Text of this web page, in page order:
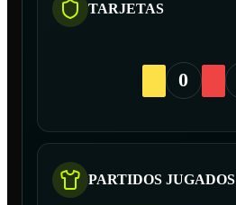
TARJETAS
0
PARTIDOS JUGADOS